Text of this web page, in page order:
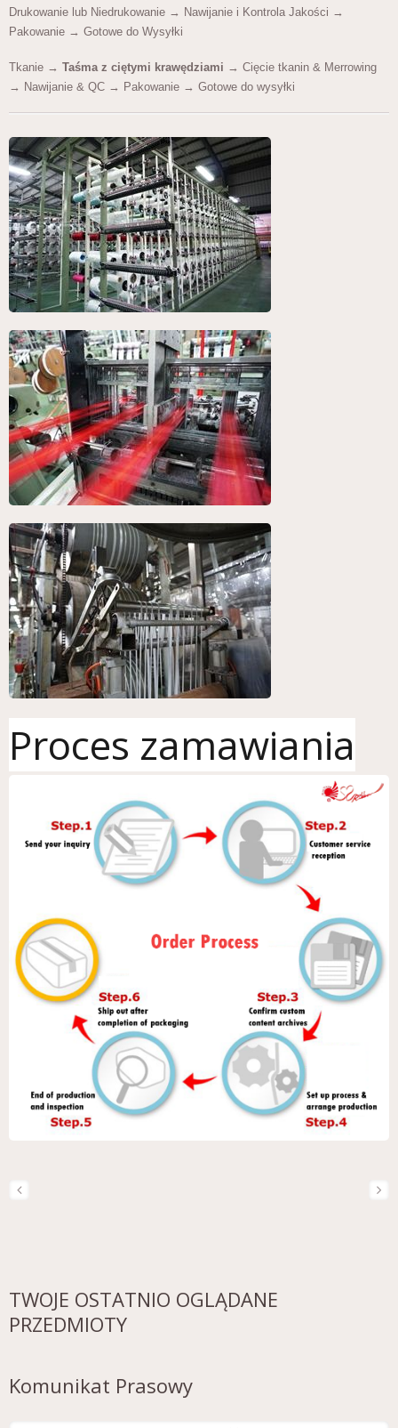
Drukowanie lub Niedrukowanie → Nawijanie i Kontrola Jakości →
Pakowanie → Gotowe do Wysyłki
Tkanie → Taśma z ciętymi krawędziami → Cięcie tkanin & Merrowing
→ Nawijanie & QC → Pakowanie → Gotowe do wysyłki
Proces zamawiania
TWOJE OSTATNIO OGLĄDANE
PRZEDMIOTY
Komunikat Prasowy